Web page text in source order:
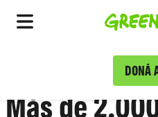
DONÁ
MarArgentino #
Más de